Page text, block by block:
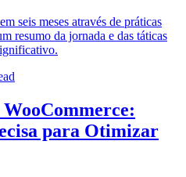
seis meses através de práticas
resumo da jornada e das táticas
para Otimizar